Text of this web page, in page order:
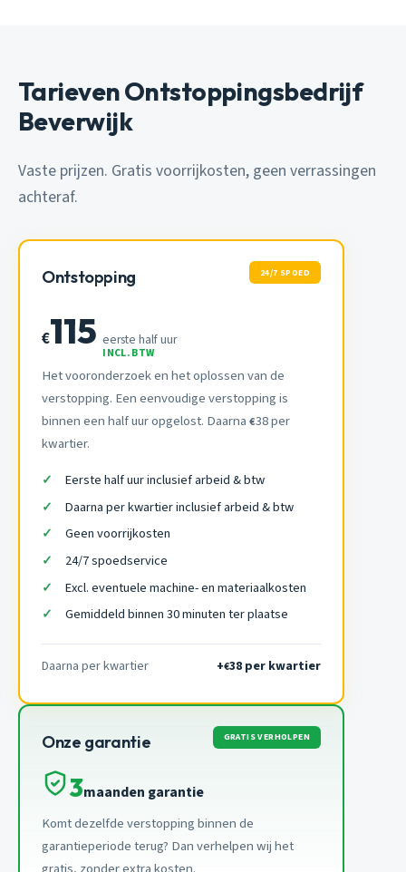
Tarieven Ontstoppingsbedrijf
Beverwijk
Vaste prijzen. Gratis voorrijkosten, geen verrassingen
achteraf.
Ontstopping 24/7 SPOED
€115 eerste half uur
INCL. BTW
Het vooronderzoek en het oplossen van de
verstopping. Een eenvoudige verstopping is
binnen een half uur opgelost. Daarna €38 per
kwartier.
Eerste half uur inclusief arbeid & btw
Daarna per kwartier inclusief arbeid & btw
Geen voorrijkosten
24/7 spoedservice
Excl. eventuele machine- en materiaalkosten
Gemiddeld binnen 30 minuten ter plaatse
Daarna per kwartier +€38 per kwartier
Onze garantie GRATIS VERHOLPEN
3maanden garantie
Komt dezelfde verstopping binnen de
garantieperiode terug? Dan verhelpen wij het